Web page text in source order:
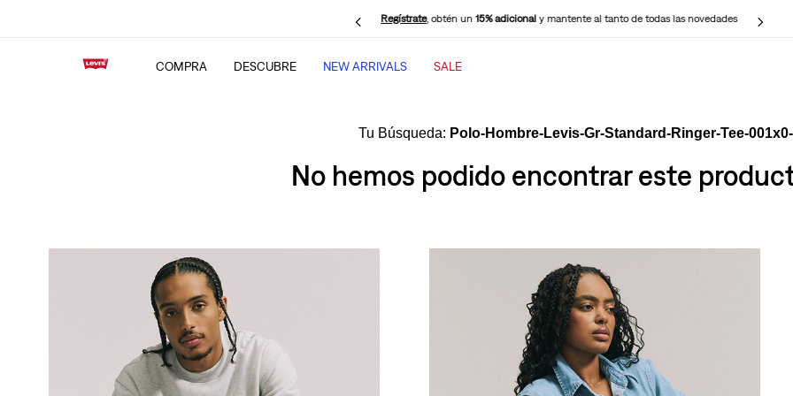
Regístrate, obtén un15% adicional y mantente al tanto de todas las novedades
COMPRA DESCUBRE NEW ARRIVALS SALE
Polo-Hombre-Levis-Gr-Standard-Ringer-Tee-
No hemos podido encontrar este
1.
jeans mujer
2
jeans mujer 501
polo hombre
505 jeans hombre
wide leg
jeans mujer 318